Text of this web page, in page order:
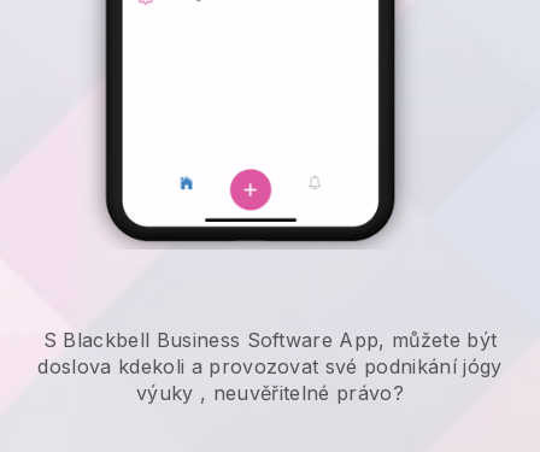
S Blackbell Business Software App, můžete být
doslova kdekoli a provozovat své podnikání jógy
výuky , neuvěřitelné právo?